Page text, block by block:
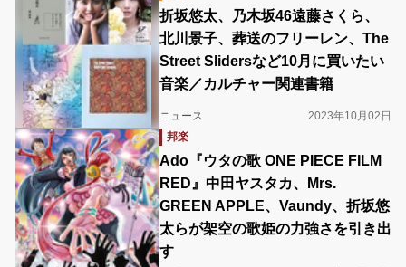
折坂悠太、乃木坂46遠藤さくら、
北川景子、葬送のフリーレン、The
Street Slidersなど10月に買いたい
音楽／カルチャー関連書籍
ニュース
2023年10月02日
邦楽
Ado『ウタの歌 ONE PIECE FILM
RED』中田ヤスタカ、Mrs.
GREEN APPLE、Vaundy、折坂悠
太らが架空の歌姫の力強さを引き出
す